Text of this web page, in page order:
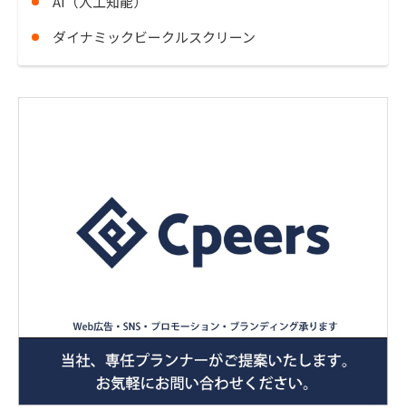
ダイナミックビークルスクリーン